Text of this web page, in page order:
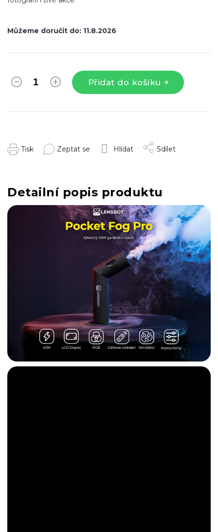
Můžeme doručit do: 11.8.2026
Přidat do košíku
Tisk Zeptat se Hlídat Sdílet
Detailní popis produktu